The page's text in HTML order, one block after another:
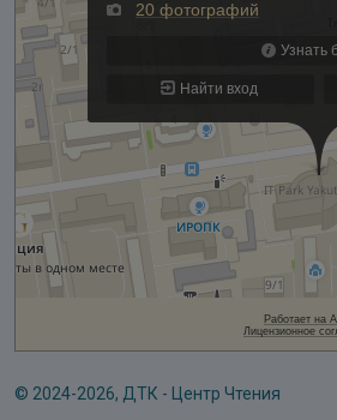
© 2024-2026, ДТК - Центр Чтения